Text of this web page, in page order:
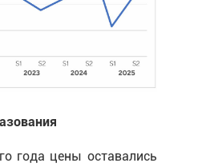
года цены оставались